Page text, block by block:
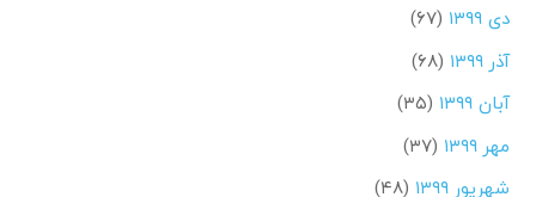
دی ۱۳۹۹
(۶۷)
آذر ۱۳۹۹
(۶۸)
آبان ۱۳۹۹
(۳۵)
مهر ۱۳۹۹
(۳۷)
شهریور ۱۳۹۹
(۴۸)